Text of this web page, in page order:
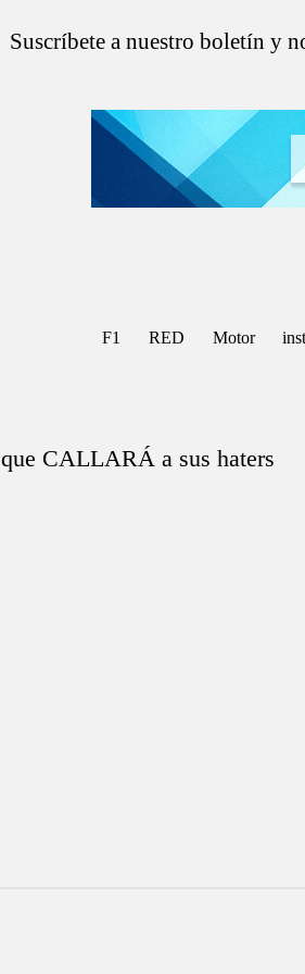
Suscríbete a nuestro boletín y
F1 RED Motor
CALLARÁ a sus haters